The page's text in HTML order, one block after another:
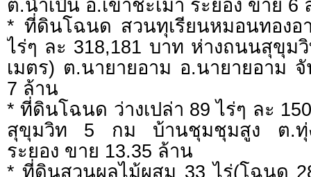
ต.น้ำเป็น อ.เขาชะเมา ระยอง ขาย 6
* ที่ดินโฉนด สวนทุเรียนหมอนทอง
ไร่ๆ ละ 318,181 บาท ห่างถนนสุขุม
เมตร) ต.นายายอาม อ.นายายอาม
7 ล้าน
* ที่ดินโฉนด ว่างเปล่า 89 ไร่ๆ ละ
สุขุมวิท 5 กม บ้านชุมชุมสูง ต.ทุ่
ระยอง ขาย 13.35 ล้าน
* ที่ดินสวนผลไม้ผสม 33 ไร่(โฉนด